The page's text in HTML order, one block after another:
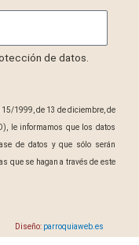
de datos.
15/1999, de 13 de diciembre, de
le informamos que los datos
de datos y que sólo serán
que se hagan a través de este
Diseño: parroquiaweb.es